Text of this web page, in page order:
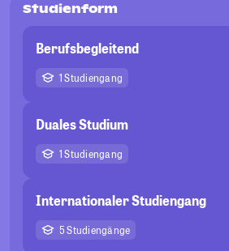
Studienform
Berufsbegleitend
1 Studiengang
Duales Studium
1 Studiengang
Internationaler Studiengang
5 Studiengänge